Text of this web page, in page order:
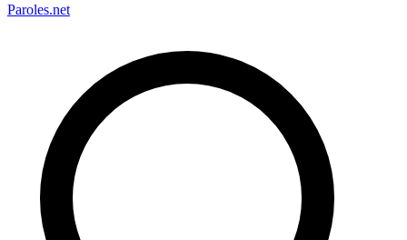
Paroles.net